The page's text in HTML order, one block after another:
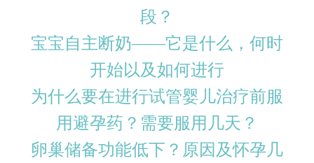
段？
宝宝自主断奶——它是什么，何时
开始以及如何进行
为什么要在进行试管婴儿治疗前服
用避孕药？需要服用几天？
卵巢储备功能低下？原因及怀孕几